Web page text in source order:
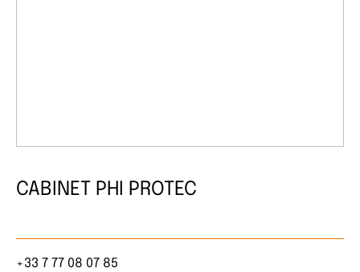
CABINET PHI PROTEC
+33 7 77 08 07 85